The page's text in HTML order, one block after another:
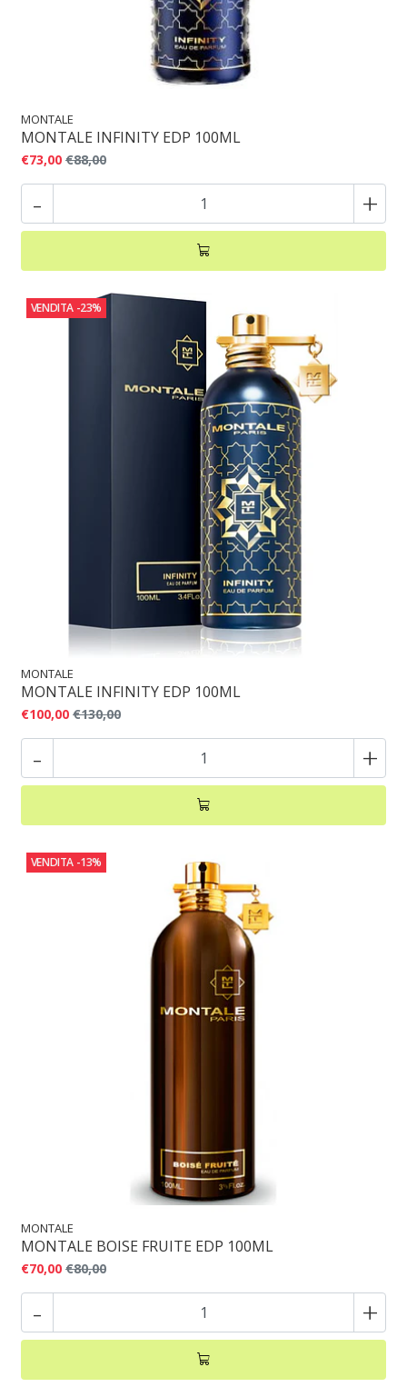
MONTALE
MONTALE INFINITY EDP 100ML
€73,00 €88,00
- +
VENDITA -23%
MONTALE
MONTALE INFINITY EDP 100ML
€100,00 €130,00
- +
VENDITA -13%
MONTALE
MONTALE BOISE FRUITE EDP 100ML
€70,00 €80,00
- +